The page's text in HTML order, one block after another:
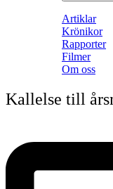
Artiklar
Krönikor
Rapporter
Filmer
Om oss
Kallelse till